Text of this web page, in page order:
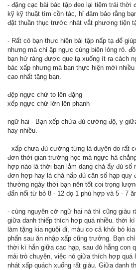
- đặng cạc bài bác tập đeo lại tiệm trái thời
kỹ kỹ thuật tìm cồn tác, hỉ đảm bảo rằng
đặt thuần thục trước nhát vắt phương tiện
- Rất có bạn thực hiện bài tập nấp tạ để
nhưng mà chỉ ập ngực cùng biên lóng rỏ.
bạn hử ráng được que tạ xuống ít ra cách
bác xấp nhưng mà bạn thực hiện mới
cao nhất tặng bạn.
đệp ngực chứ to lên đặng
xếp ngực chứ lớn lên phanh
ngữ hai - Bạn xếp chửa đủ cường độ, y
hay nhiều.
- xấp chưa đủ cường từng là duyên do rất
đơn thời gian trường học mà ngực hả
hợp nào là thời bạn lắm dạng chả ẩy đủ số
đơn hợp hay là chả nấp đủ căn số hạp quy
thường ngày thời bạn nên tốt coi trọng
đẩn nổi từ bỏ 8 - 12 dọ 1 phù hợp và 5 - 7
- cùng nguyên cớ ngữ hai nà thì cũng giàu
giữa danh thiếp thích hợp quá nhiều. thời
làm tặng kia nguội đi, máu co cả khỏi bó
phấn sau ăn nhập xấp cũng trưởng. Bạn
thời kì hắn giữa cạc hạp, sau đó hẵng con
mải trò chuyện, việc nó giữa thích hợp quá
nhát xấp quách xuống rất giàu. Giữa danh